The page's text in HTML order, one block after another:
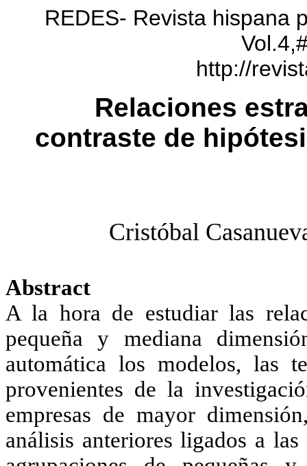
REDES- Revista hispana
http://
Relaciones
contraste de
Cristóbal
Abstract
A la hora de estudiar las
pequeña y mediana
automática los modelos, las
provenientes de la
empresas de mayor
análisis anteriores ligados a